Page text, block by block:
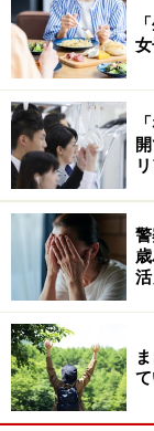
ちんと認められ
から嫌われる
気弱な人は「人
がち。だからこ
相手に嫌われ
す。
一方で、「自
から嫌われた
「これは、相手
す。そうすると
し、ましてや、
た態度をとれる
活